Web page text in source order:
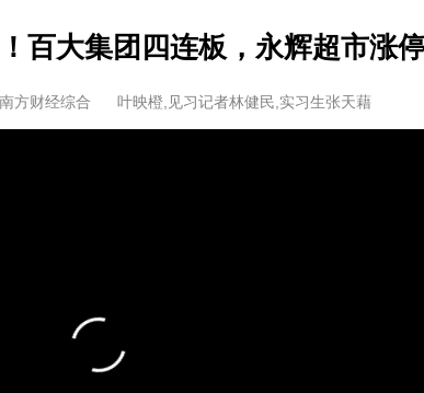
百大集团四连板，永辉超市涨
南方财经综合 叶映橙,见习记者林健民,实习生张天藉